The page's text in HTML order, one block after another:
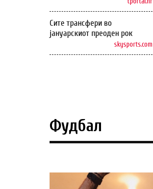
Сите трансфери во
јануарскиот преоден рок
skysports.com
Фудбал